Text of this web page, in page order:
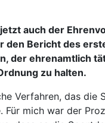
auch der
den Bericht des
der ehrenamtlich
zu halten.
Verfahren, das
mich war der